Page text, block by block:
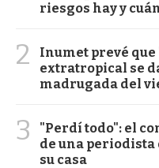
riesgos hay y
2
Inumet prevé
extratropical se
madrugada del
3
"Perdí todo": el
de una
su casa